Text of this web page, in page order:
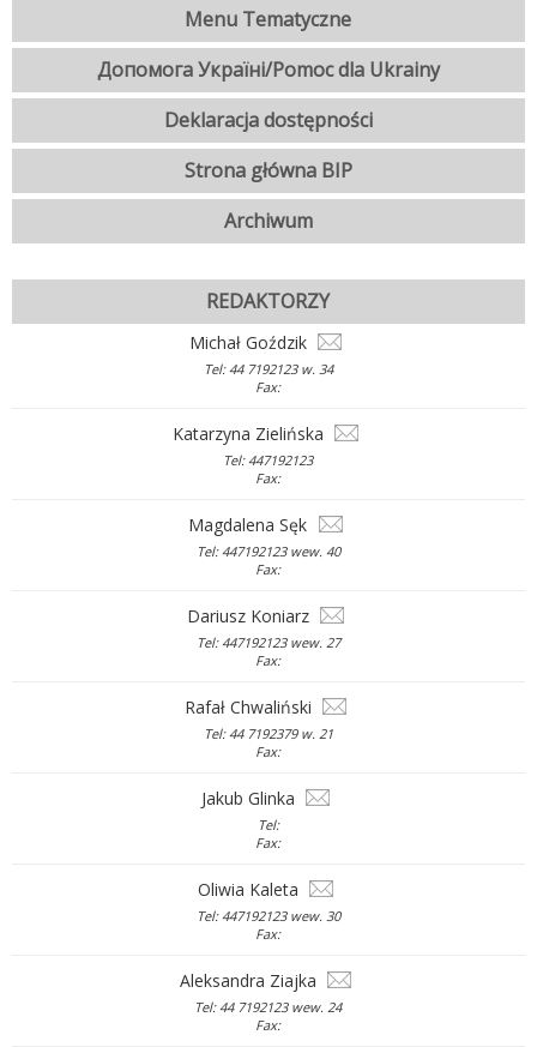
Menu Tematyczne
Допомога Україні/Pomoc dla Ukrainy
Deklaracja dostępności
Strona główna BIP
Archiwum
REDAKTORZY
Michał Goździk
Tel: 44 7192123 w. 34
Fax:
Katarzyna Zielińska
Tel: 447192123
Fax:
Magdalena Sęk
Tel: 447192123 wew. 40
Fax:
Dariusz Koniarz
Tel: 447192123 wew. 27
Fax:
Rafał Chwaliński
Tel: 44 7192379 w. 21
Fax:
Jakub Glinka
Tel:
Fax:
Oliwia Kaleta
Tel: 447192123 wew. 30
Fax:
Aleksandra Ziajka
Tel: 44 7192123 wew. 24
Fax: